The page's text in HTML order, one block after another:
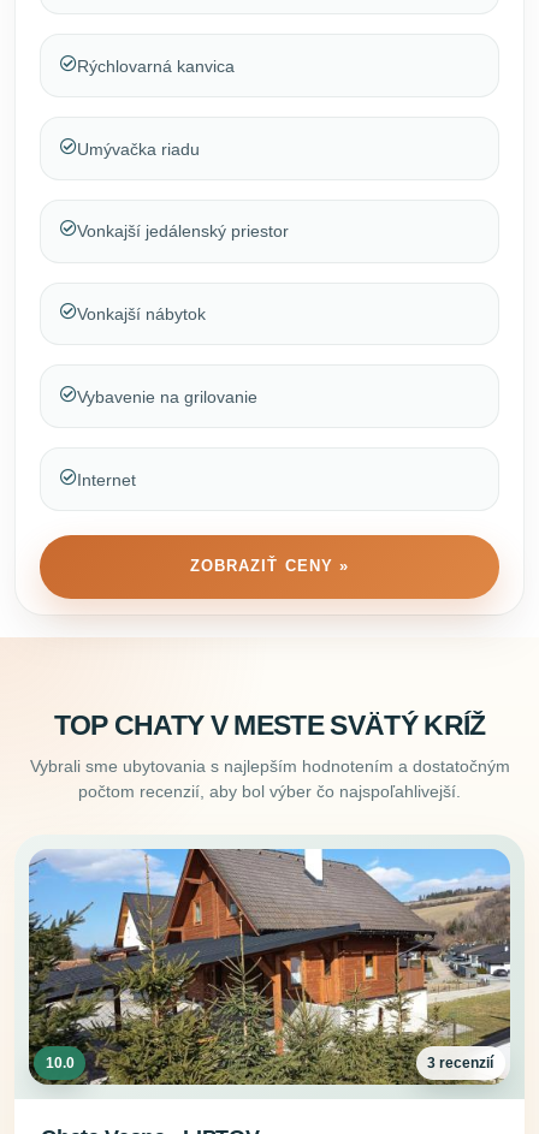
Rýchlovarná kanvica
Umývačka riadu
Vonkajší jedálenský priestor
Vonkajší nábytok
Vybavenie na grilovanie
Internet
ZOBRAZIŤ CENY »
TOP CHATY V MESTE SVÄTÝ KRÍŽ
Vybrali sme ubytovania s najlepším hodnotením a dostatočným
počtom recenzií, aby bol výber čo najspoľahlivejší.
10.0 3 recenzií